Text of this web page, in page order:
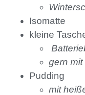
Isomatte
kleine
gern mit
Pudding
mit